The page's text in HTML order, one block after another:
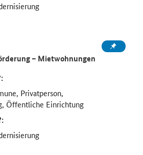
– Mietwohnungen
Privatperson,
Öffentliche Einrichtung